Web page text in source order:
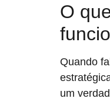
O
Quando
um